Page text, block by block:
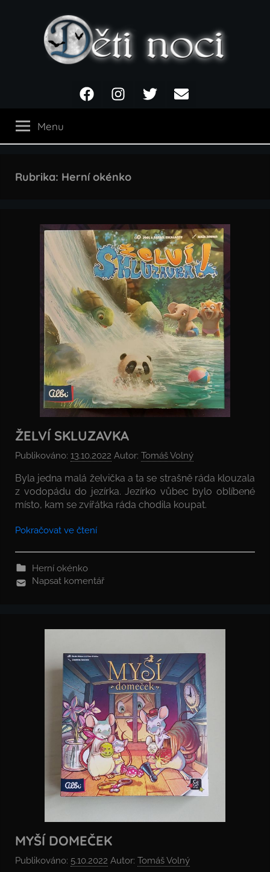
noci
FacebookInstagramTwitter Email
Menu
Rubrika: Herní okénko
ŽELVÍ SKLUZAVKA
Publikováno: 13.10.2022 Autor: Tomáš Volný
Byla jedna malá želvička a ta se strašně ráda klouzala
z vodopádu do jezírka. Jezírko vůbec bylo oblíbené
místo, kam se zvířátka ráda chodila koupat.
Pokračovat ve čtení
Herní okénko
Napsat komentář
MYŠÍ DOMEČEK
Publikováno: 5.10.2022 Autor: Tomáš Volný